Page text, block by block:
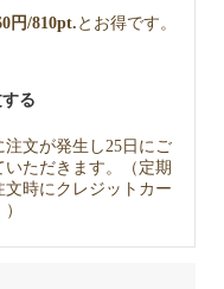
円/810pt.とお得です。
る
文が発生し25日にご
ただきます。（定期
時にクレジットカー